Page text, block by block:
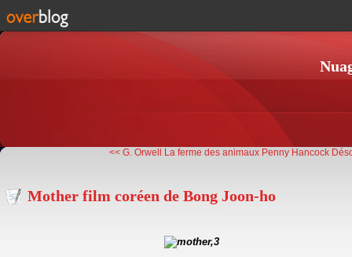
<< G. Orwell La ferme des animaux Penny Hancock
Mother film coréen de Bong Joon-ho